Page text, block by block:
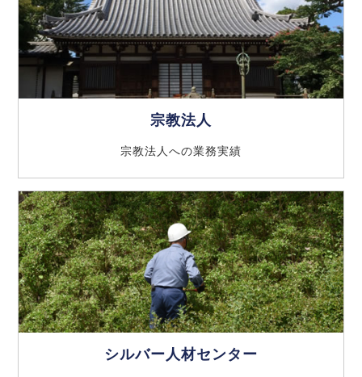
宗教法人
宗教法人への業務実績
シルバー人材センター